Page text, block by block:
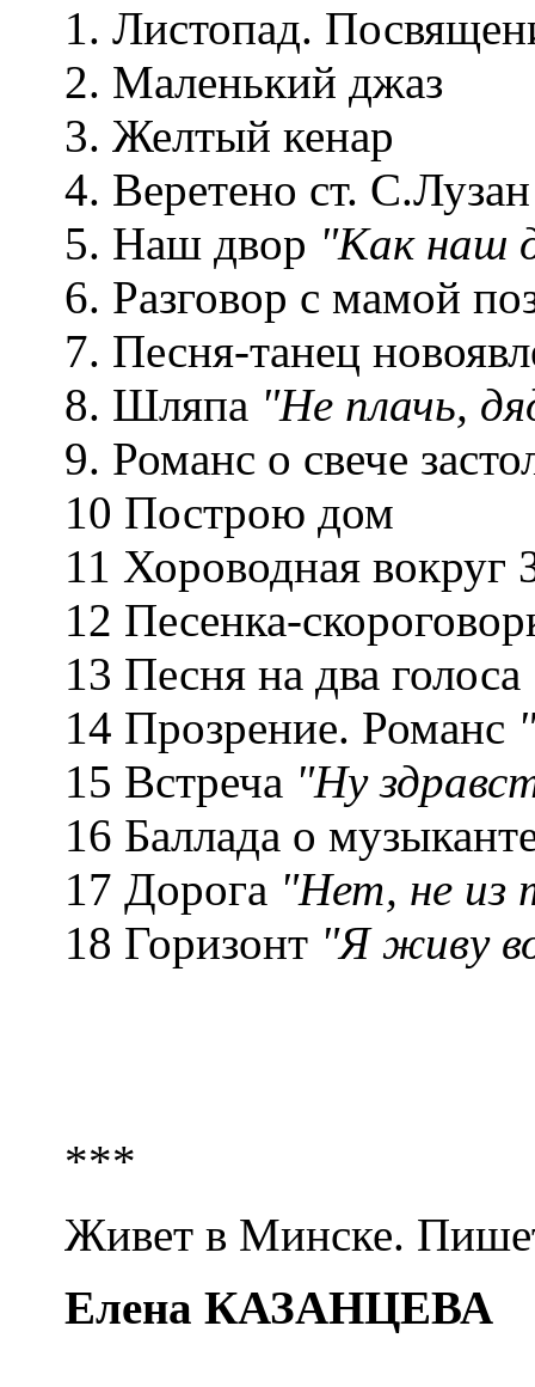
1. Листопад.
2. Маленький джаз
3. Желтый кенар
4. Веретено ст. С.Лузан
5. Наш двор "Как наш
6. Разговор с мамой
7. Песня-танец
8. Шляпа "Не плачь,
9. Романс о свече
10 Построю дом
11 Хороводная
12 Песенка-
13 Песня на два голоса
14 Прозрение. Романс
15 Встреча "Ну
16 Баллада о
17 Дорога "Нет, не из
18 Горизонт "Я живу
***
Живет в Минске.
Елена КАЗАНЦЕВА